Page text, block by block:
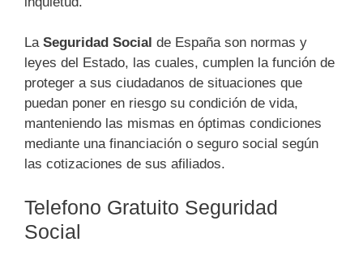
La Seguridad Social de España son normas y
leyes del Estado, las cuales, cumplen la función de
proteger a sus ciudadanos de situaciones que
puedan poner en riesgo su condición de vida,
manteniendo las mismas en óptimas condiciones
mediante una financiación o seguro social según
las cotizaciones de sus afiliados.
Telefono Gratuito Seguridad
Social